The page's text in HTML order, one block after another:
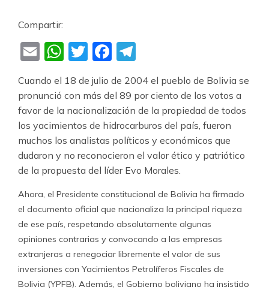
Compartir:
EmailWhatsApp
TwitterFacebook
Cuando el 18 de julio de 2004 el pueblo de Bolivia se
pronunció con más del 89 por ciento de los votos a
favor de la nacionalización de la propiedad de todos
los yacimientos de hidrocarburos del país, fueron
muchos los analistas políticos y económicos que
dudaron y no reconocieron el valor ético y patriótico
de la propuesta del líder Evo Morales.
Ahora, el Presidente constitucional de Bolivia ha firmado
el documento oficial que nacionaliza la principal riqueza
de ese país, respetando absolutamente algunas
opiniones contrarias y convocando a las empresas
extranjeras a renegociar libremente el valor de sus
inversiones con Yacimientos Petrolíferos Fiscales de
Bolivia (YPFB). Además, el Gobierno boliviano ha insistido